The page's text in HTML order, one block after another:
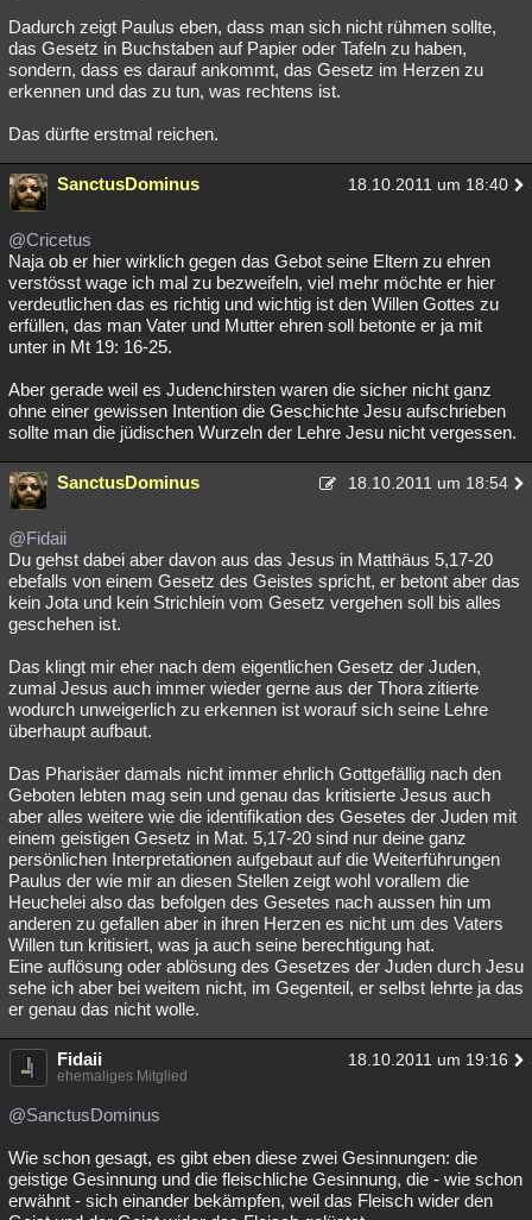
Dadurch zeigt Paulus eben, dass man sich nicht rühmen sollte,
das Gesetz in Buchstaben auf Papier oder Tafeln zu haben,
sondern, dass es darauf ankommt, das Gesetz im Herzen zu
erkennen und das zu tun, was rechtens ist.
Das dürfte erstmal reichen.
SanctusDominus 18.10.2011 um 18:40
@Cricetus
Naja ob er hier wirklich gegen das Gebot seine Eltern zu ehren
verstösst wage ich mal zu bezweifeln, viel mehr möchte er hier
verdeutlichen das es richtig und wichtig ist den Willen Gottes zu
erfüllen, das man Vater und Mutter ehren soll betonte er ja mit
unter in Mt 19: 16-25.
Aber gerade weil es Judenchirsten waren die sicher nicht ganz
ohne einer gewissen Intention die Geschichte Jesu aufschrieben
sollte man die jüdischen Wurzeln der Lehre Jesu nicht vergessen.
SanctusDominus 18.10.2011 um 18:54
@Fidaii
Du gehst dabei aber davon aus das Jesus in Matthäus 5,17-20
ebefalls von einem Gesetz des Geistes spricht, er betont aber das
kein Jota und kein Strichlein vom Gesetz vergehen soll bis alles
geschehen ist.
Das klingt mir eher nach dem eigentlichen Gesetz der Juden,
zumal Jesus auch immer wieder gerne aus der Thora zitierte
wodurch unweigerlich zu erkennen ist worauf sich seine Lehre
überhaupt aufbaut.
Das Pharisäer damals nicht immer ehrlich Gottgefällig nach den
Geboten lebten mag sein und genau das kritisierte Jesus auch
aber alles weitere wie die identifikation des Gesetes der Juden mit
einem geistigen Gesetz in Mat. 5,17-20 sind nur deine ganz
persönlichen Interpretationen aufgebaut auf die Weiterführungen
Paulus der wie mir an diesen Stellen zeigt wohl vorallem die
Heuchelei also das befolgen des Gesetes nach aussen hin um
anderen zu gefallen aber in ihren Herzen es nicht um des Vaters
Willen tun kritisiert, was ja auch seine berechtigung hat.
Eine auflösung oder ablösung des Gesetzes der Juden durch Jesu
sehe ich aber bei weitem nicht, im Gegenteil, er selbst lehrte ja das
er genau das nicht wolle.
Fidaii 18.10.2011 um 19:16
ehemaliges Mitglied
@SanctusDominus
Wie schon gesagt, es gibt eben diese zwei Gesinnungen: die
geistige Gesinnung und die fleischliche Gesinnung, die - wie schon
erwähnt - sich einander bekämpfen, weil das Fleisch wider den